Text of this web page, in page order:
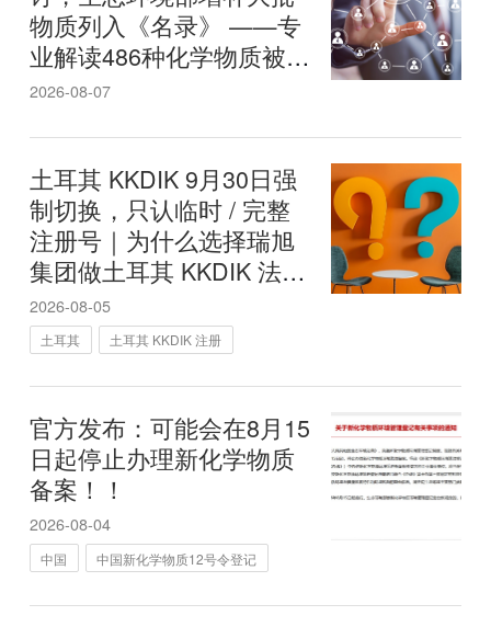
物质列入《名录》 ——专
业解读486种化学物质被纳
入《中国现有化学物质名
2026-08-07
土耳其 KKDIK 9月30日强
制切换，只认临时 / 完整
注册号｜为什么选择瑞旭
集团做土耳其 KKDIK 法规
注册？
2026-08-05
土耳其 土耳其 KKDIK 注册
官方发布：可能会在8月15
日起停止办理新化学物质
备案！！
2026-08-04
中国 中国新化学物质12号令登记